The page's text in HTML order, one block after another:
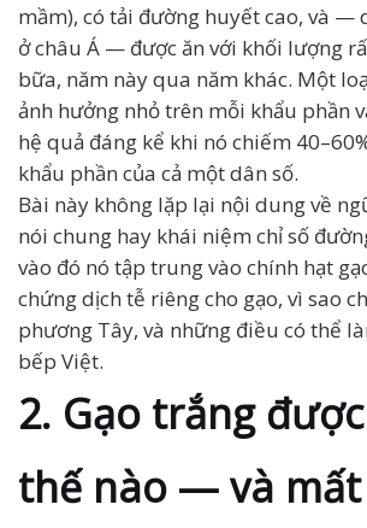
mầm), có tải đường huyết cao, và —
ở châu Á — được ăn với khối lượng
bữa, năm này qua năm khác. Một
ảnh hưởng nhỏ trên mỗi khẩu phần
hệ quả đáng kể khi nó chiếm
khẩu phần của cả một dân số.
Bài này không lặp lại nội dung về
nói chung hay khái niệm chỉ số
vào đó nó tập trung vào chính hạt
chứng dịch tễ riêng cho gạo, vì sao
phương Tây, và những điều có thể
bếp Việt.
2. Gạo trắng
thế nào — và